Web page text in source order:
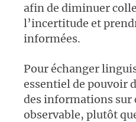
afin de diminuer
l’incertitude et
informées.
Pour échanger
essentiel de pouvoir
des informations sur
observable, plutôt